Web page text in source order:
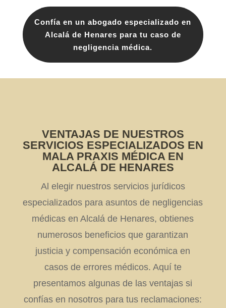
Confía en un abogado especializado en
Alcalá de Henares para tu caso de
negligencia médica.
VENTAJAS DE NUESTROS
SERVICIOS ESPECIALIZADOS EN
MALA PRAXIS MÉDICA EN
ALCALÁ DE HENARES
Al elegir nuestros servicios jurídicos
especializados para asuntos de negligencias
médicas en Alcalá de Henares, obtienes
numerosos beneficios que garantizan
justicia y compensación económica en
casos de errores médicos. Aquí te
presentamos algunas de las ventajas si
confías en nosotros para tus reclamaciones: